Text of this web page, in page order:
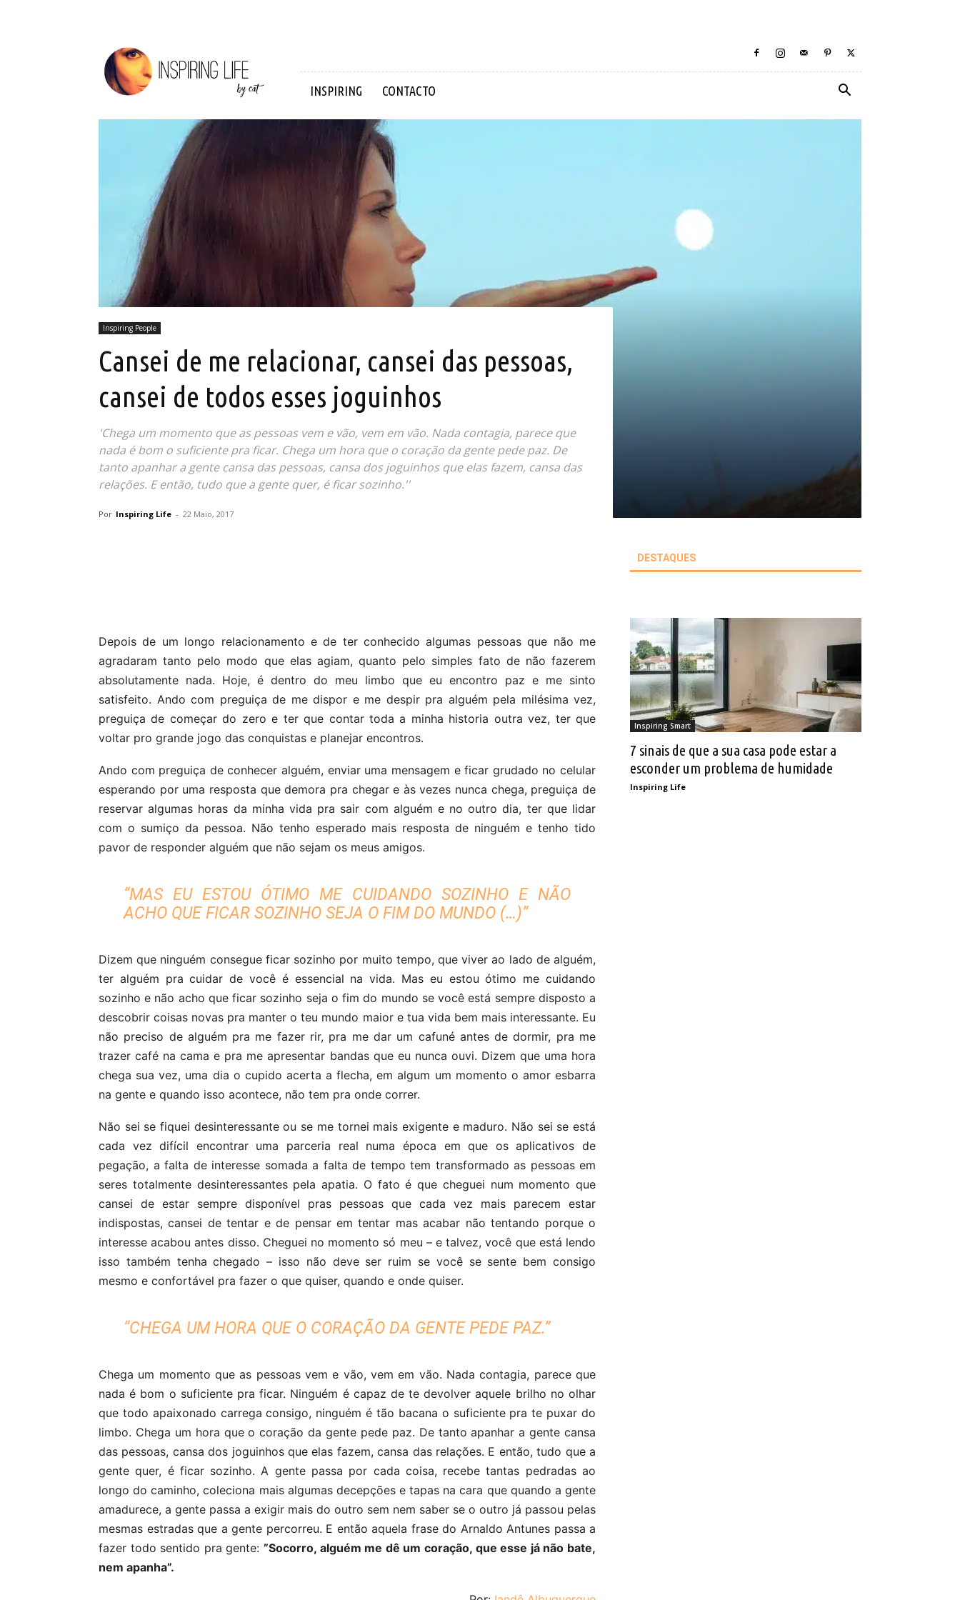
Inspiring
Life
INSPIRING CONTACTO
Inspiring People
Cansei de me relacionar, cansei das pessoas,
cansei de todos esses joguinhos
'Chega um momento que as pessoas vem e vão, vem em vão. Nada contagia, parece que
nada é bom o suficiente pra ficar. Chega um hora que o coração da gente pede paz. De
tanto apanhar a gente cansa das pessoas, cansa dos joguinhos que elas fazem, cansa das
relações. E então, tudo que a gente quer, é ficar sozinho.''
Por Inspiring Life - 22 Maio, 2017
Depois de um longo relacionamento e de ter conhecido algumas pessoas que não me
agradaram tanto pelo modo que elas agiam, quanto pelo simples fato de não fazerem
absolutamente nada. Hoje, é dentro do meu limbo que eu encontro paz e me sinto
satisfeito. Ando com preguiça de me dispor e me despir pra alguém pela milésima vez,
preguiça de começar do zero e ter que contar toda a minha historia outra vez, ter que
voltar pro grande jogo das conquistas e planejar encontros.
Ando com preguiça de conhecer alguém, enviar uma mensagem e ficar grudado no celular
esperando por uma resposta que demora pra chegar e às vezes nunca chega, preguiça de
reservar algumas horas da minha vida pra sair com alguém e no outro dia, ter que lidar
com o sumiço da pessoa. Não tenho esperado mais resposta de ninguém e tenho tido
pavor de responder alguém que não sejam os meus amigos.
“MAS EU ESTOU ÓTIMO ME CUIDANDO SOZINHO E NÃO
ACHO QUE FICAR SOZINHO SEJA O FIM DO MUNDO (…)”
Dizem que ninguém consegue ficar sozinho por muito tempo, que viver ao lado de alguém,
ter alguém pra cuidar de você é essencial na vida. Mas eu estou ótimo me cuidando
sozinho e não acho que ficar sozinho seja o fim do mundo se você está sempre disposto a
descobrir coisas novas pra manter o teu mundo maior e tua vida bem mais interessante. Eu
não preciso de alguém pra me fazer rir, pra me dar um cafuné antes de dormir, pra me
trazer café na cama e pra me apresentar bandas que eu nunca ouvi. Dizem que uma hora
chega sua vez, uma dia o cupido acerta a flecha, em algum um momento o amor esbarra
na gente e quando isso acontece, não tem pra onde correr.
Não sei se fiquei desinteressante ou se me tornei mais exigente e maduro. Não sei se está
cada vez difícil encontrar uma parceria real numa época em que os aplicativos de
pegação, a falta de interesse somada a falta de tempo tem transformado as pessoas em
seres totalmente desinteressantes pela apatia. O fato é que cheguei num momento que
cansei de estar sempre disponível pras pessoas que cada vez mais parecem estar
indispostas, cansei de tentar e de pensar em tentar mas acabar não tentando porque o
interesse acabou antes disso. Cheguei no momento só meu – e talvez, você que está lendo
isso também tenha chegado – isso não deve ser ruim se você se sente bem consigo
mesmo e confortável pra fazer o que quiser, quando e onde quiser.
“CHEGA UM HORA QUE O CORAÇÃO DA GENTE PEDE PAZ.”
Chega um momento que as pessoas vem e vão, vem em vão. Nada contagia, parece que
nada é bom o suficiente pra ficar. Ninguém é capaz de te devolver aquele brilho no olhar
que todo apaixonado carrega consigo, ninguém é tão bacana o suficiente pra te puxar do
limbo. Chega um hora que o coração da gente pede paz. De tanto apanhar a gente cansa
das pessoas, cansa dos joguinhos que elas fazem, cansa das relações. E então, tudo que a
gente quer, é ficar sozinho. A gente passa por cada coisa, recebe tantas pedradas ao
longo do caminho, coleciona mais algumas decepções e tapas na cara que quando a gente
amadurece, a gente passa a exigir mais do outro sem nem saber se o outro já passou pelas
mesmas estradas que a gente percorreu. E então aquela frase do Arnaldo Antunes passa a
fazer todo sentido pra gente: ”Socorro, alguém me dê um coração, que esse já não bate,
nem apanha”.
DESTAQUES
Inspiring Smart
7 sinais de que a sua casa pode estar a
esconder um problema de humidade
Inspiring Life